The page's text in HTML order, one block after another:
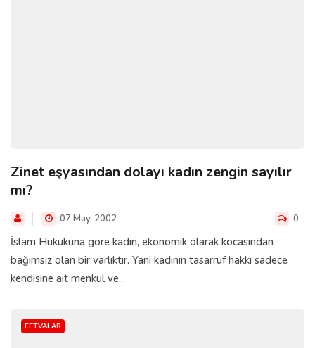
Zinet eşyasından dolayı kadın zengin sayılır
mı?
07 May, 2002 0
İslam Hukukuna göre kadın, ekonomik olarak kocasından
bağımsız olan bir varlıktır. Yani kadının tasarruf hakkı sadece
kendisine ait menkul ve...
FETVALAR